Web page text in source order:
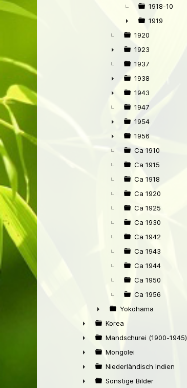
1918-10
►
1919
1920
►
1923
1937
►
1938
►
1943
1947
►
1954
►
1956
Ca 1910
Ca 1915
Ca 1918
Ca 1920
Ca 1925
Ca 1930
Ca 1942
Ca 1943
Ca 1944
Ca 1950
Ca 1956
►
Yokohama
►
Korea
►
Mandschurei (1900-1945)
►
Mongolei
►
Niederländisch Indien
Sonstige Bilder